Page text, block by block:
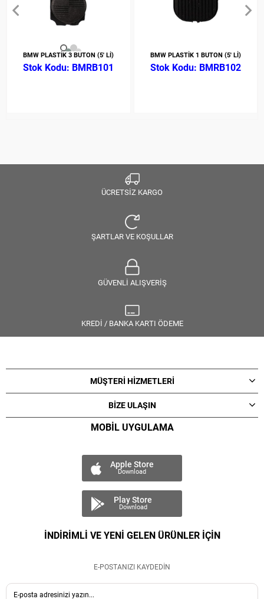
BMW PLASTİK 3 BUTON (5' Lİ)
BMRB101
BMW PLASTİK 1 BUTON (5' Lİ)
BMRB102
ÜCRETSİZ KARGO
ŞARTLAR VE KOŞULLAR
GÜVENLİ ALIŞVERİŞ
KREDİ / BANKA KARTI ÖDEME
MÜŞTERİ HİZMETLERİ
BİZE ULAŞIN
MOBİL UYGULAMA
Apple Store
Download
Play Store
Download
İNDİRİMLİ VE YENİ GELEN ÜRÜNLER İÇİN
E-POSTANIZI KAYDEDİN